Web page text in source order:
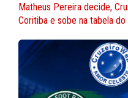
Matheus Pereira decide,
Coritiba e sobe na tabela do